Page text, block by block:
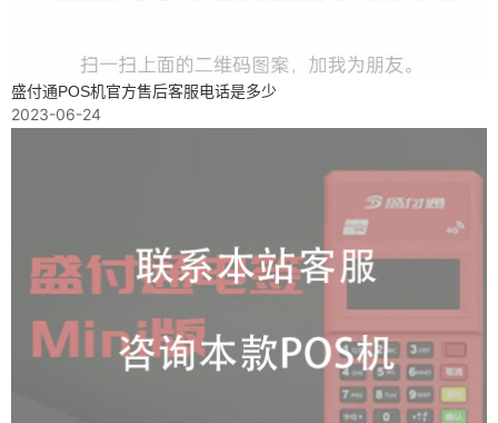
盛付通POS机官方售后客服电话是多少
2023-06-24